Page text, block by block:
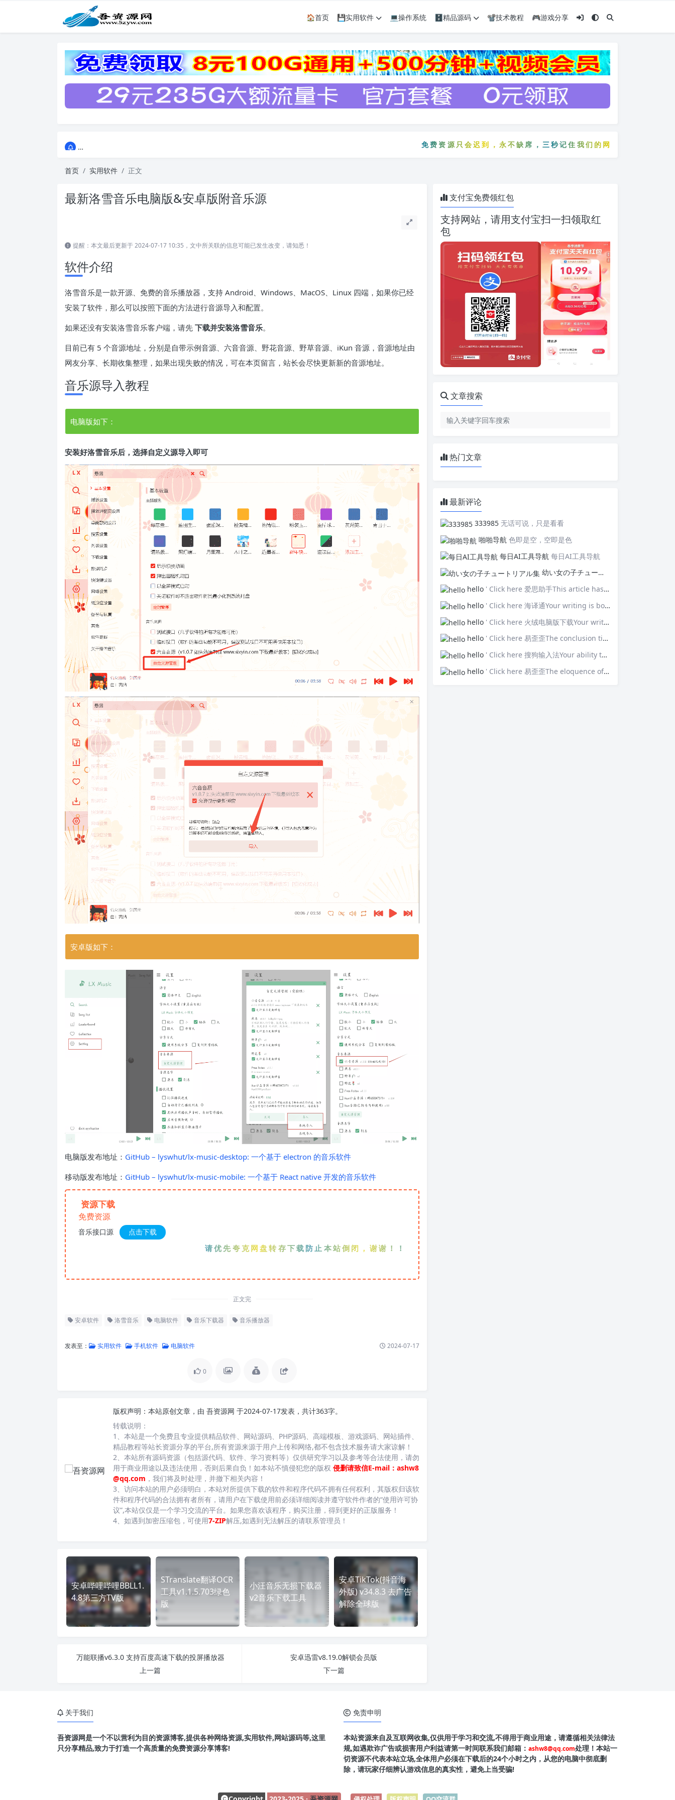
🏠首页 💾实用软件 💻操作系统 🗄️精品源码 📽️技术教程 🎮游戏分享
免费资源只会迟到，永不缺席，三秒记住我们的网站：5zyw.com
首页 实用软件 正文
最新洛雪音乐电脑版&安卓版附音乐源
提醒：本文最后更新于 2024-07-17 10:35，文中所关联的信息可能已发生改变，请知悉！
软件介绍
洛雪音乐是一款开源、免费的音乐播放器，支持 Android、Windows、MacOS、Linux 四端，如果你已经
安装了软件，那么可以按照下面的方法进行音源导入和配置。
如果还没有安装洛雪音乐客户端，请先 下载并安装洛雪音乐。
目前已有 5 个音源地址，分别是自带示例音源、六音音源、野花音源、野草音源、iKun 音源，音源地址由
网友分享、长期收集整理，如果出现失败的情况，可在本页留言，站长会尽快更新新的音源地址。
音乐源导入教程
电脑版如下：
安装好洛雪音乐后，选择自定义源导入即可
安卓版如下：
电脑版发布地址： GitHub – lyswhut/lx-music-desktop: 一个基于 electron 的音乐软件
移动版发布地址： GitHub – lyswhut/lx-music-mobile: 一个基于 React native 开发的音乐软件
资源下载
免费资源
音乐接口源 点击下载
请优先夸克网盘转存下载防止本站倒闭，谢谢！！！
正文完
安卓软件 洛雪音乐 电脑软件 音乐下载器 音乐播放器
发表至： 实用软件 手机软件 电脑软件 2024-07-17
0
版权声明： 本站原创文章，由 吾资源网 于2024-07-17发表，共计363字。
转载说明：
1、本站是一个免费且专业提供精品软件、网站源码、PHP源码、高端模板、游戏源码、网站插件、
精品教程等站长资源分享的平台,所有资源来源于用户上传和网络,都不包含技术服务请大家谅解！
2、本站所有源码资源（包括源代码、软件、学习资料等）仅供研究学习以及参考等合法使用，请勿
用于商业用途以及违法使用，否则后果自负！如本站不慎侵犯您的版权 侵删请致信E-mail：ashw8
@qq.com ，我们将及时处理，并撤下相关内容！
3、访问本站的用户必须明白，本站对所提供下载的软件和程序代码不拥有任何权利，其版权归该软
件和程序代码的合法拥有者所有，请用户在下载使用前必须详细阅读并遵守软件作者的“使用许可协
议”,本站仅仅是一个学习交流的平台。如果您喜欢该程序，购买注册，得到更好的正版服务！
4、如遇到加密压缩包，可使用7-ZIP解压,如遇到无法解压的请联系管理员！
安卓哔哩哔哩BBLL1.
4.8第三方TV版
STranslate翻译OCR
工具v1.1.5.703绿色
版
小汪音乐无损下载器
v2音乐下载工具
安卓TikTok(抖音海
外版) v34.8.3 去广告
解除全球版
万能联播v6.3.0 支持百度高速下载的投屏播放器
上一篇
安卓迅雷v8.19.0解锁会员版
下一篇
支付宝免费领红包
支持网站，请用支付宝扫一扫领取红
包
文章搜索
热门文章
最新评论
333985 无话可说，只是看看
啪啪导航 色即是空，空即是色
每日AI工具导航 每日AI工具导航
幼い女の子チュートリアル集
hello ' Click here 爱思助手This article has opened my eyes to new ideas—thank you!
hello ' Click here 海译通Your writing is both powerful and poignant.
hello ' Click here 火绒电脑版下载Your writing touches upon universal themes that resonate with many.
hello ' Click here 易歪歪The conclusion ties everything together brilliantly.
hello ' Click here 搜狗输入法Your ability to connect with the audience is impressive.
hello ' Click here 易歪歪The eloquence of your prose elevates the discussion.
关于我们
吾资源网是一个不以营利为目的资源博客,提供各种网络资源,实用软件,网站源码等,这里
只分享精品,致力于打造一个高质量的免费资源分享博客!
免责申明
本站资源来自及互联网收集,仅供用于学习和交流,不得用于商业用途，请遵循相关法律法
规,如遇欺诈广告或损害用户利益请第一时间联系我们邮箱： ashw8@qq.com处理！本站一
切资源不代表本站立场,全体用户必须在下载后的24个小时之内，从您的电脑中彻底删
除，请玩家仔细辨认游戏信息的真实性，避免上当受骗!